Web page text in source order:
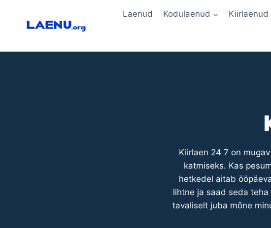
Laenud Kodulaenud Kiirlaenud
Kiirlaen 24 7 on
katmiseks. Kas
hetkedel aitab
lihtne ja saad seda
tavaliselt juba mõne